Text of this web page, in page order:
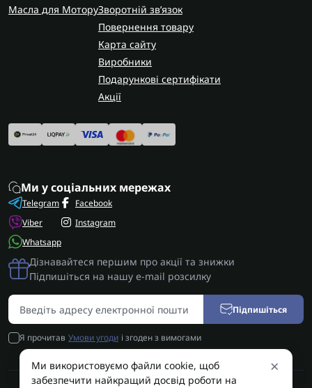
В наявності
Первинний вал K1 (Новий, Оригінал) [17T] DSG7 DQ200
0AM
Масла для МоторуЗворотній зв’язок
Повернення товару
Карта сайту
Виробники
Подарункові сертифікати
Акції
Ми у соціальних мережах
Telegram
Viber
Whatsapp
Facebook
Instagram
Дізнавайтеся першим про акції та знижки
Підпишіться на нашу e-mail розсилку
Підпишіться
Я прочитав Умови угоди і згоден з вимогами
×
Ми використовуємо файли cookie, щоб
забезпечити найкращий досвід роботи на